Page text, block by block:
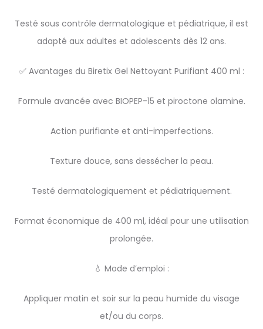
Testé sous contrôle dermatologique et pédiatrique, il est
adapté aux adultes et adolescents dès 12 ans.
✅ Avantages du Biretix Gel Nettoyant Purifiant 400 ml :
Formule avancée avec BIOPEP-15 et piroctone olamine.
Action purifiante et anti-imperfections.
Texture douce, sans dessécher la peau.
Testé dermatologiquement et pédiatriquement.
Format économique de 400 ml, idéal pour une utilisation
prolongée.
💧 Mode d’emploi :
Appliquer matin et soir sur la peau humide du visage
et/ou du corps.